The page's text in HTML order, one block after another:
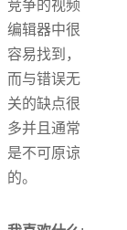
竞争的视频
编辑器中很
容易找到，
而与错误无
关的缺点很
多并且通常
是不可原谅
的。